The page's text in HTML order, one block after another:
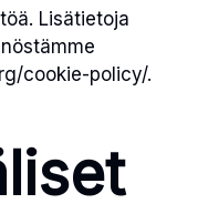
Lisätietoja
cookie-policy/.